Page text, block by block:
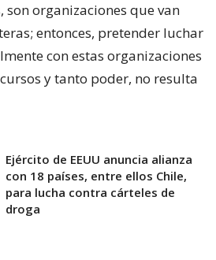
son organizaciones que van
entonces, pretender luchar
con estas organizaciones
y tanto poder, no resulta
Ejército de EEUU anuncia alianza
con 18 países, entre ellos Chile,
para lucha contra cárteles de
droga